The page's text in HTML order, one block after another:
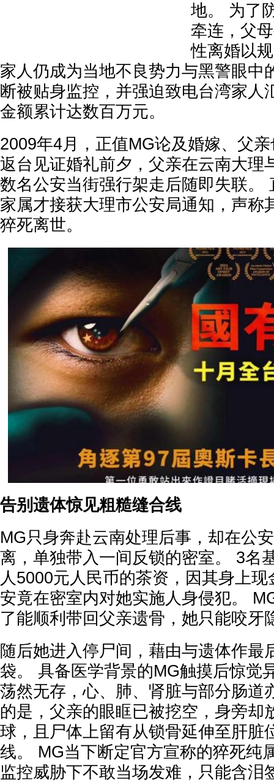
地。 为了
牵连，父
性离婚以
家人仍成为当地不良势力与黑警眼中
断被贴身监控，并强迫致电台湾家人
金额累计达数百万元。
2009年4月，正值MG论及婚嫁、父
返台见证婚礼前夕，父亲在云南大理
数名公安当街强行架走后随即失联。
家属才接获大理市公安局通知，声称
猝死离世。
告别遗体惊见粗糙缝合线
MG只身奔赴云南处理后事，却在公
离，单独带入一间反锁的密室。 3名
人5000元人民币的茶资，因其身上
安竟在密室内对她实施人身侵犯。
了能顺利带回父亲遗骨，她只能咬牙
随后她进入停尸间，藉由与遗体作最
袋。 具备医学背景的MG触摸后惊觉
荡然无存，心、肺、肾脏与部分肠道
的是，父亲的眼眶已被挖空，身旁却
球，且尸体上留有从锁骨延伸至肝脏
线。 MG当下断定官方宣称的猝死纯
监控威胁下不敢当场发难，只能含泪